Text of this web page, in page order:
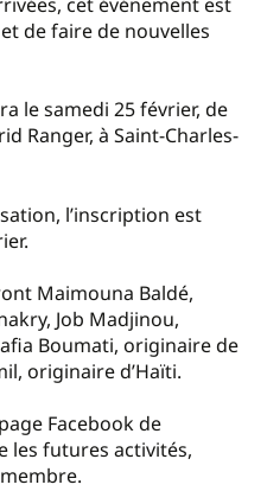
de faire de nouvelles
le samedi 25 février, de
Ranger, à Saint-Charles-
l’inscription est
Maimouna Baldé,
Job Madjinou,
Boumati, originaire de
originaire d’Haïti.
Facebook de
les futures activités,